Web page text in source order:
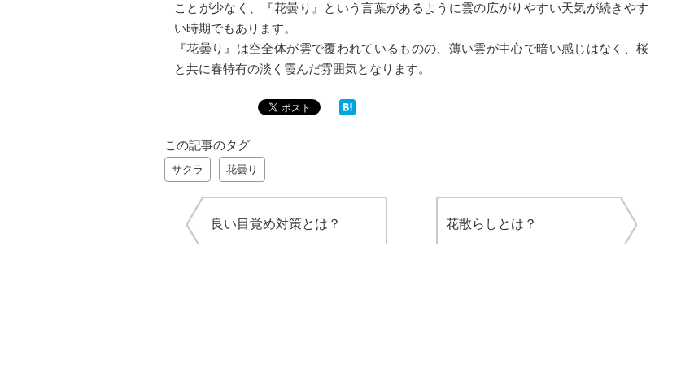
ことが少なく、『花曇り』という言葉があるように雲の広がりやすい天気が続きやす
い時期でもあります。
『花曇り』は空全体が雲で覆われているものの、薄い雲が中心で暗い感じはなく、桜
と共に春特有の淡く霞んだ雰囲気となります。
この記事のタグ
サクラ 花曇り
良い目覚め対策とは？ 花散らしとは？